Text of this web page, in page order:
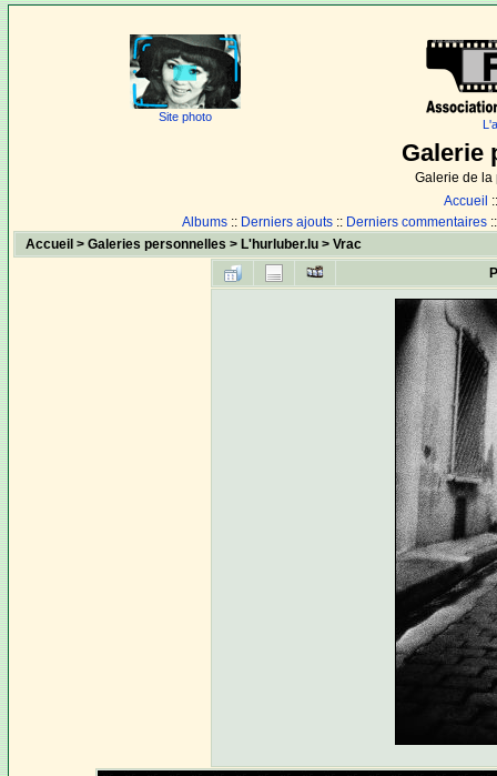
Site photo
Galerie
Galerie de la
Accueil
Albums :: Derniers ajouts :: Derniers commentaires
Accueil >Galeries personnelles > L'hurluber.lu >Vrac